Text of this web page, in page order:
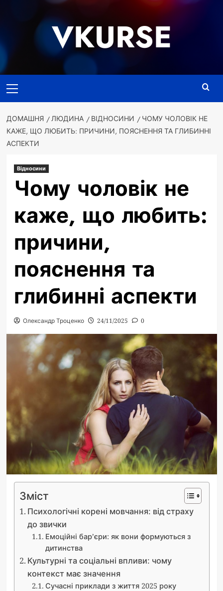
VKURSE
меню
ДОМАШНЯ ЛЮДИНА ВІДНОСИНИ
ЧОМУ ЧОЛОВІК НЕ
КАЖЕ, ЩО ЛЮБИТЬ: ПРИЧИНИ, ПОЯСНЕННЯ ТА ГЛИБИННІ
АСПЕКТИ
Відносини
Чому чоловік не
каже, що любить:
причини,
пояснення та
глибинні аспекти
Олександр Троценко 24/11/2025 0
Зміст
Психологічні корені мовчання: від страху
до звички
Емоційні бар’єри: як вони формуються з
дитинства
Культурні та соціальні впливи: чому
контекст має значення
Сучасні приклади з життя 2025 року